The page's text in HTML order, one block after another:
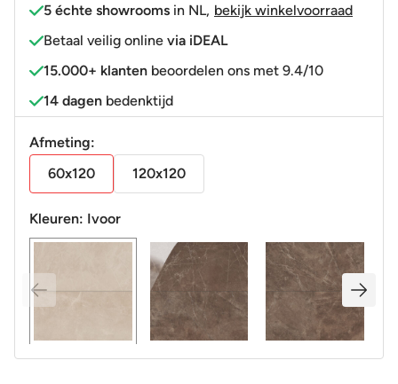
5 échte showrooms in NL, bekijk winkelvoorraad
Betaal veilig online via iDEAL
15.000+ klanten beoordelen ons met 9.4/10
14 dagen bedenktijd
Afmeting:
60x120
120x120
Kleuren: Ivoor